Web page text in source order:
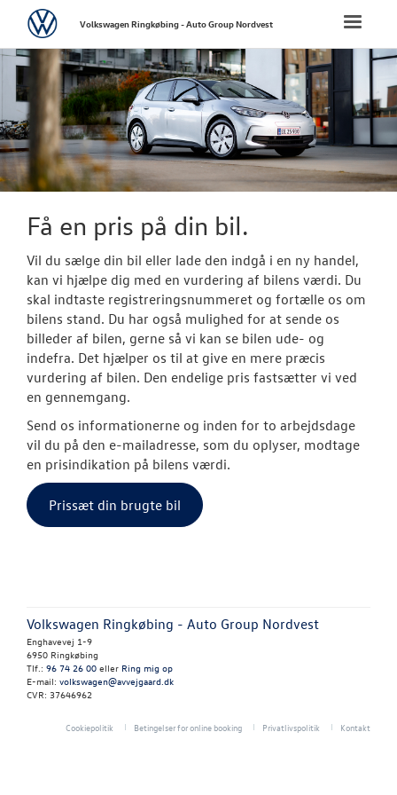
FORSIDE
NYE
NYE VAREBILER
Finansiering
Autoriseret
CALIFORNIA
TILBEHØR
Toggle
VolkswagenVolkswagen Ringkøbing - Auto Group Nordvest
Få en pris på din bil.
Vil du sælge din bil eller lade den indgå i en ny handel,
kan vi hjælpe dig med en vurdering af bilens værdi. Du
skal indtaste registreringsnummeret og fortælle os om
bilens stand. Du har også mulighed for at sende os
billeder af bilen, gerne så vi kan se bilen ude- og
indefra. Det hjælper os til at give en mere præcis
vurdering af bilen. Den endelige pris fastsætter vi ved
en gennemgang.
Send os informationerne og inden for to arbejdsdage
vil du på den e-mailadresse, som du oplyser, modtage
en prisindikation på bilens værdi.
Prissæt din brugte bil
Volkswagen Ringkøbing - Auto Group Nordvest
Enghavevej 1-9
6950 Ringkøbing
Tlf.: 96 74 26 00 eller Ring mig op
E-mail: volkswagen@avvejgaard.dk
CVR: 37646962
Cookiepolitik Betingelser for online booking Privatlivspolitik Kontakt